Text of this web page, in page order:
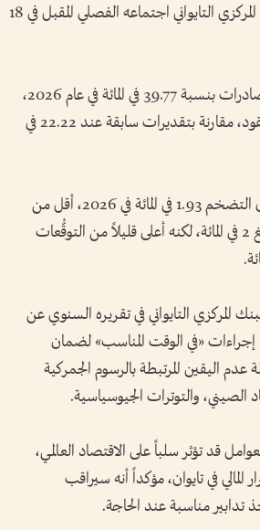
ومن المقرَّر أن يعقد البنك المركزي التايواني اجتماعه الفصلي المقبل في 18
وتتوقَّع الوكالة أن ترتفع الصادرات بنسبة 39.77 في المائة في عام 2026،
وهو أسرع نمو لها منذ 5 عقود، مقارنة بتقديرات سابقة عند 22.22 في
كما رجَّحت أن يبلغ معدل التضخم 1.93 في المائة في 2026، أقل من
هدف البنك المركزي، البالغ 2 في المائة، لكنه أعلى قليلاً من التوقُّعات
المركزي التايواني في تقريره السنوي عن
إجراءات «في الوقت المناسب» لضمان
عدم اليقين المرتبطة بالرسوم الجمركية
الصيني، والتوترات الجيوسياسية.
قد تؤثر سلباً على الاقتصاد العالمي،
المالي في تايوان، مؤكداً أنه سيراقب
مناسبة عند الحاجة.